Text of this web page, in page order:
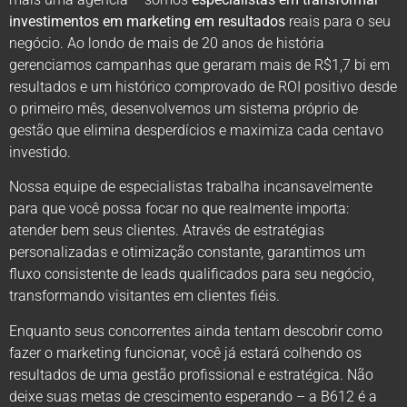
investimentos em marketing em resultados reais para o seu
negócio. Ao londo de mais de 20 anos de história
gerenciamos campanhas que geraram mais de R$1,7 bi em
resultados e um histórico comprovado de ROI positivo desde
o primeiro mês, desenvolvemos um sistema próprio de
gestão que elimina desperdícios e maximiza cada centavo
investido.
Nossa equipe de especialistas trabalha incansavelmente
para que você possa focar no que realmente importa:
atender bem seus clientes. Através de estratégias
personalizadas e otimização constante, garantimos um
fluxo consistente de leads qualificados para seu negócio,
transformando visitantes em clientes fiéis.
Enquanto seus concorrentes ainda tentam descobrir como
fazer o marketing funcionar, você já estará colhendo os
resultados de uma gestão profissional e estratégica. Não
deixe suas metas de crescimento esperando – a B612 é a